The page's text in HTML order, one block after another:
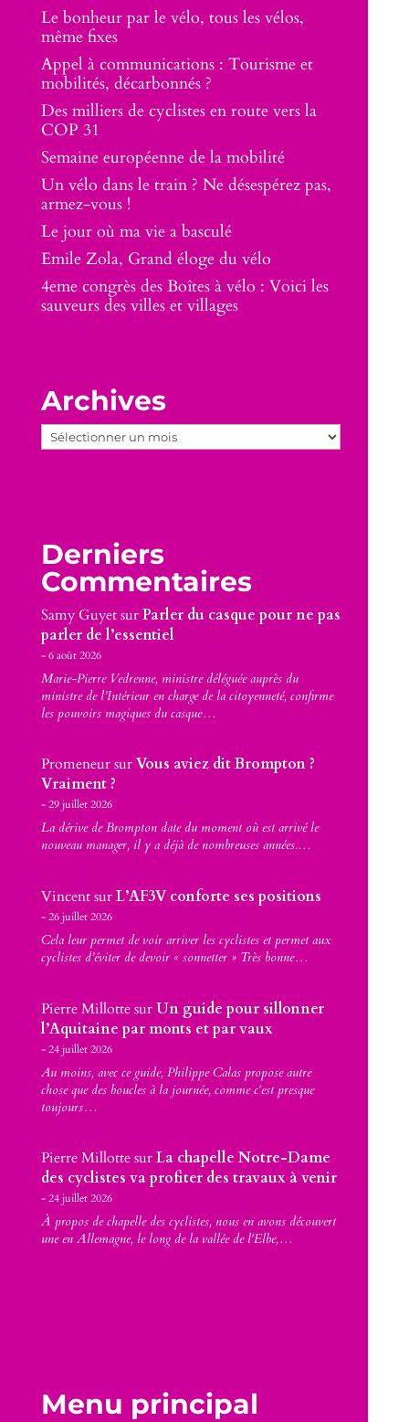
Le bonheur par le vélo, tous les vélos,
même fixes
Appel à communications : Tourisme et
mobilités, décarbonnés ?
Des milliers de cyclistes en route vers la
COP 31
Semaine européenne de la mobilité
Un vélo dans le train ? Ne désespérez pas,
armez-vous !
Le jour où ma vie a basculé
Emile Zola, Grand éloge du vélo
4eme congrès des Boîtes à vélo : Voici les
sauveurs des villes et villages
Archives
Archives
Derniers
Commentaires
Samy GuyetsurParler du casque pour ne pas
parler de l’essentiel
6 août 2026
Marie-Pierre Vedrenne, ministre déléguée auprès du
ministre de l’Intérieur en charge de la citoyenneté, confirme
les pouvoirs magiques du casque…
PromeneursurVous aviez dit Brompton ?
Vraiment ?
29 juillet 2026
La dérive de Brompton date du moment où est arrivé le
nouveau manager, il y a déjà de nombreuses années.…
VincentsurL’AF3V conforte ses positions
26 juillet 2026
Cela leur permet de voir arriver les cyclistes et permet aux
cyclistes d’éviter de devoir « sonnetter » Très bonne…
Pierre MillottesurUn guide pour sillonner
l’Aquitaine par monts et par vaux
24 juillet 2026
Au moins, avec ce guide, Philippe Calas propose autre
chose que des boucles à la journée, comme c'est presque
toujours…
Pierre MillottesurLa chapelle Notre-Dame
des cyclistes va profiter des travaux à venir
24 juillet 2026
À propos de chapelle des cyclistes, nous en avons découvert
une en Allemagne, le long de la vallée de l'Elbe,…
Menu principal